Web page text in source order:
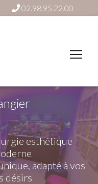
02.98.95.22.00
esthétique
adapté à vos
désirs